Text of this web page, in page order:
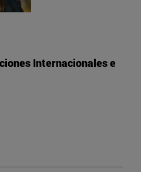
Internacionales e